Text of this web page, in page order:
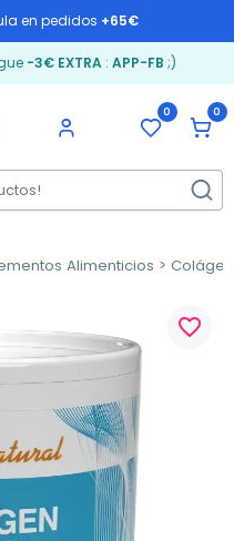
en pedidos +65€
-3€ EXTRA: APP-FB ;)
0 0
Alimenticios
favorite_border